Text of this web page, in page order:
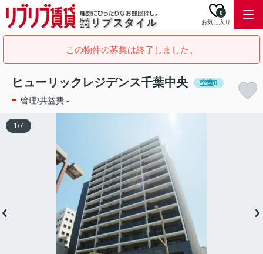
お気に入り
0
この物件の募集は終了しました。
ヒューリックレジデンス千葉中央 空室0
- 管理/共益費 -
1/7